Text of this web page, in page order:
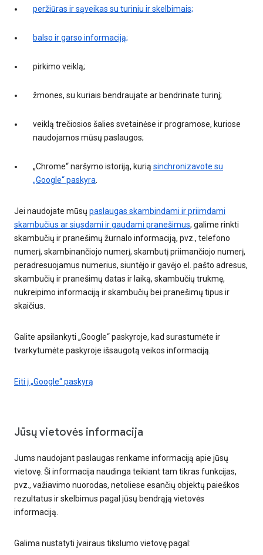
peržiūras ir sąveikas su turiniu ir skelbimais;
balso ir garso informaciją;
pirkimo veiklą;
žmones, su kuriais bendraujate ar bendrinate turinį;
veiklą trečiosios šalies svetainėse ir programose, kuriose
naudojamos mūsų paslaugos;
„Chrome“ naršymo istoriją, kurią sinchronizavote su
„Google“ paskyra.
Jei naudojate mūsų paslaugas skambindami ir priimdami
skambučius ar siųsdami ir gaudami pranešimus, galime rinkti
skambučių ir pranešimų žurnalo informaciją, pvz., telefono
numerį, skambinančiojo numerį, skambutį priimančiojo numerį,
peradresuojamus numerius, siuntėjo ir gavėjo el. pašto adresus,
skambučių ir pranešimų datas ir laiką, skambučių trukmę,
nukreipimo informaciją ir skambučių bei pranešimų tipus ir
skaičius.
Galite apsilankyti „Google“ paskyroje, kad surastumėte ir
tvarkytumėte paskyroje išsaugotą veikos informaciją.
Eiti į „Google“ paskyrą
Jūsų vietovės informacija
Jums naudojant paslaugas renkame informaciją apie jūsų
vietovę. Ši informacija naudinga teikiant tam tikras funkcijas,
pvz., važiavimo nuorodas, netoliese esančių objektų paieškos
rezultatus ir skelbimus pagal jūsų bendrąją vietovės
informaciją.
Galima nustatyti įvairaus tikslumo vietovę pagal: